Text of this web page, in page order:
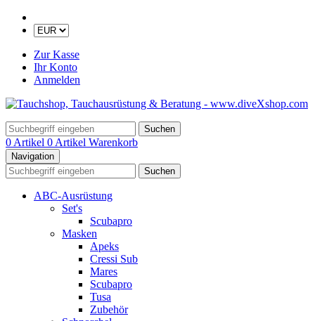
Zur Kasse
Ihr Konto
Anmelden
Suchen
0 Artikel 0 Artikel Warenkorb
Navigation
Suchen
ABC-Ausrüstung
Set's
Scubapro
Masken
Apeks
Cressi Sub
Mares
Scubapro
Tusa
Zubehör